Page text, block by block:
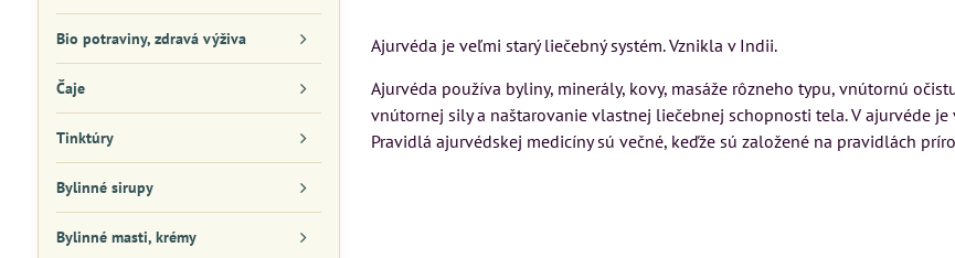
Ajurvéda je veľmi starý liečebný systém. Vznikla v Indii.
Ajurvéda používa byliny, minerály, kovy, masáže rôzneho typu, vnútornú
vnútornej sily a naštarovanie vlastnej liečebnej schopnosti tela. V ajurvéde
Pravidlá ajurvédskej medicíny sú večné, keďže sú založené na pravidlách
Bio potraviny, zdravá výživa
Čaje
Tinktúry
Bylinné sirupy
Bylinné masti, krémy